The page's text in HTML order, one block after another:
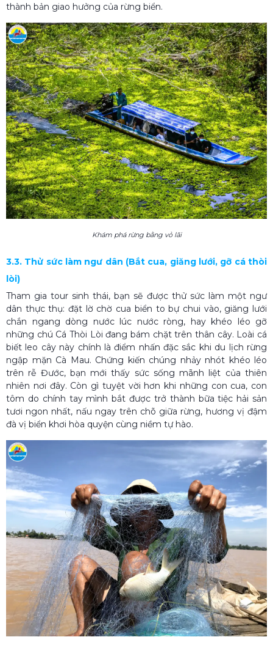
thành bản giao hưởng của rừng biển.
Khám phá rừng bằng vỏ lãi
3.3. Thử sức làm ngư dân (Bắt cua, giăng lưới, gỡ cá thòi
lòi)
Tham gia tour sinh thái, bạn sẽ được thử sức làm một ngư
dân thực thụ: đặt lờ chờ cua biển to bự chui vào, giăng lưới
chắn ngang dòng nước lúc nước ròng, hay khéo léo gỡ
những chú Cá Thòi Lòi đang bám chặt trên thân cây. Loài cá
biết leo cây này chính là điểm nhấn đặc sắc khi du lịch rừng
ngập mặn Cà Mau. Chứng kiến chúng nhảy nhót khéo léo
trên rễ Đước, bạn mới thấy sức sống mãnh liệt của thiên
nhiên nơi đây. Còn gì tuyệt vời hơn khi những con cua, con
tôm do chính tay mình bắt được trở thành bữa tiệc hải sản
tươi ngon nhất, nấu ngay trên chõ giữa rừng, hương vị đậm
đà vị biển khơi hòa quyện cùng niềm tự hào.